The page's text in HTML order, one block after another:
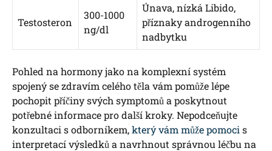
Testosteron
300-1000
ng/dl
Únava, nízká Libido,
příznaky androgenního
nadbytku
Pohled na hormony jako na komplexní systém
spojený se zdravím celého těla vám pomůže lépe
pochopit příčiny svých symptomů a poskytnout
potřebné informace pro další kroky. Nepodceňujte
konzultaci s odborníkem,který vám může pomoci s
interpretací výsledků a navrhnout správnou léčbu na